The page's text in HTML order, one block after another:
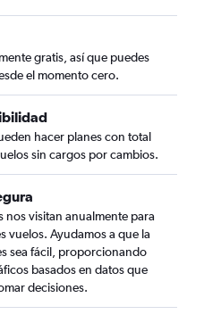
gratis, así que puedes
el momento cero.
hacer planes con total
sin cargos por cambios.
nos visitan anualmente para
vuelos. Ayudamos a que la
sea fácil, proporcionando
basados en datos que
decisiones.